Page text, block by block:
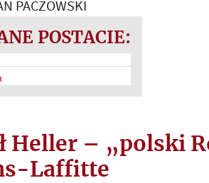
PACZOWSKI
POSTACIE:
Heller – „polski
Laffitte